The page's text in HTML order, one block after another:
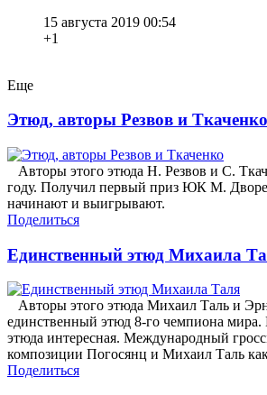
15 августа 2019 00:54
+1
Еще
Этюд, авторы Резвов и Ткаченко
Авторы этого этюда Н. Резвов и С.
году. Получил первый приз ЮК М.
начинают и выигрывают.
Поделиться
Единственный этюд Михаила
Авторы этого этюда Михаил Таль и
единственный этюд 8-го чемпиона мира.
этюда интересная. Международный
композиции Погосянц и Михаил Таль
Поделиться